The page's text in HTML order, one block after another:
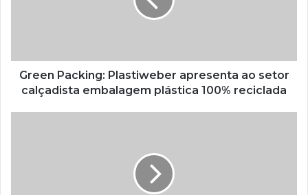
plástica
100%
reciclada
Green Packing: Plastiweber apresenta ao setor
calçadista embalagem plástica 100% reciclada